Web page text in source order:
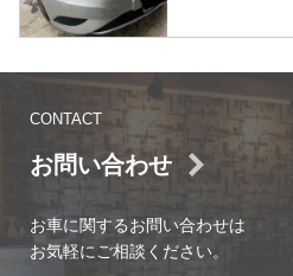
CONTACT
お問い合わせ
お車に関するお問い合わせは
お気軽にご相談ください。